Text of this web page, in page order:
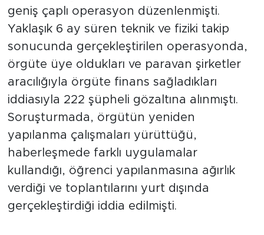
geniş çaplı operasyon düzenlenmişti.
Yaklaşık 6 ay süren teknik ve fiziki takip
sonucunda gerçekleştirilen operasyonda,
örgüte üye oldukları ve paravan şirketler
aracılığıyla örgüte finans sağladıkları
iddiasıyla 222 şüpheli gözaltına alınmıştı.
Soruşturmada, örgütün yeniden
yapılanma çalışmaları yürüttüğü,
haberleşmede farklı uygulamalar
kullandığı, öğrenci yapılanmasına ağırlık
verdiği ve toplantılarını yurt dışında
gerçekleştirdiği iddia edilmişti.